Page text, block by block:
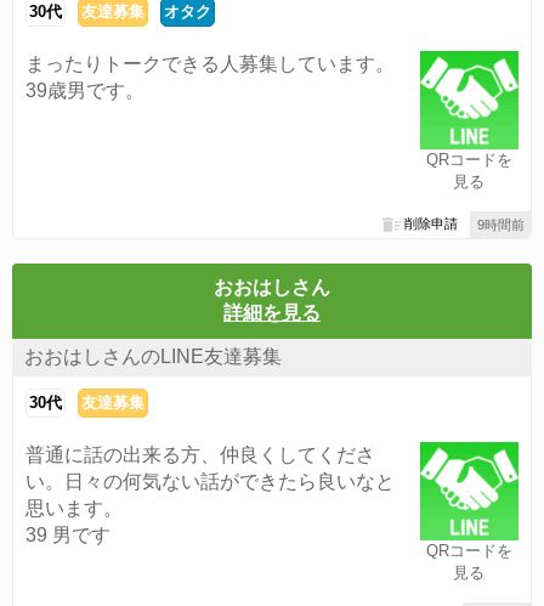
30代 友達募集 オタク
QRコードを
見る
まったりトークできる人募集しています。
39歳男です。
9時間前
削除申請
おおはしさん
詳細を見る
おおはしさんのLINE友達募集
30代 友達募集
QRコードを
見る
普通に話の出来る方、仲良くしてくださ
い。日々の何気ない話ができたら良いなと
思います。
39 男です